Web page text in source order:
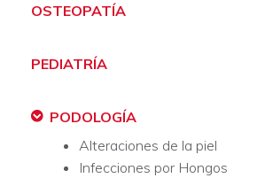
OSTEOPATÍA
PEDIATRÍA
PODOLOGÍA
Alteraciones de la piel
Infecciones por Hongos